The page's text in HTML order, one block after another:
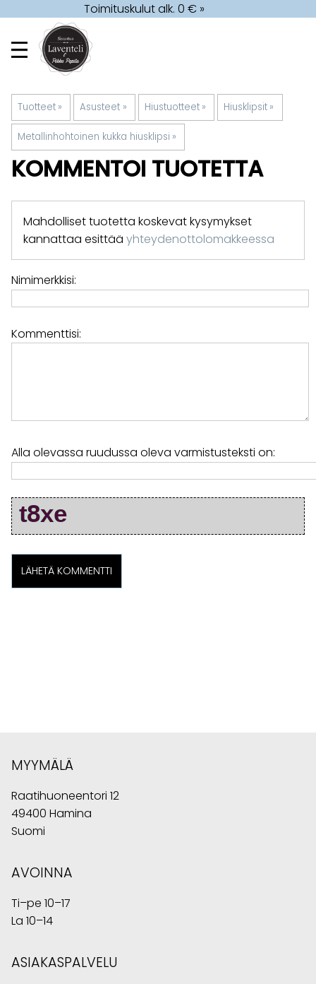
Toimituskulut alk. 0 € »
Tuotteet ‪» Asusteet ‪» Hiustuotteet ‪» Hiusklipsit ‪»
Metallinhohtoinen kukka hiusklipsi ‪»
KOMMENTOI TUOTETTA
Mahdolliset tuotetta koskevat kysymykset
kannattaa esittää yhteydenottolomakkeessa
Nimimerkkisi:
Kommenttisi:
Alla olevassa ruudussa oleva varmistusteksti on:
MYYMÄLÄ
Raatihuoneentori 12
49400 Hamina
Suomi
AVOINNA
Ti–pe 10–17
La 10–14
ASIAKASPALVELU